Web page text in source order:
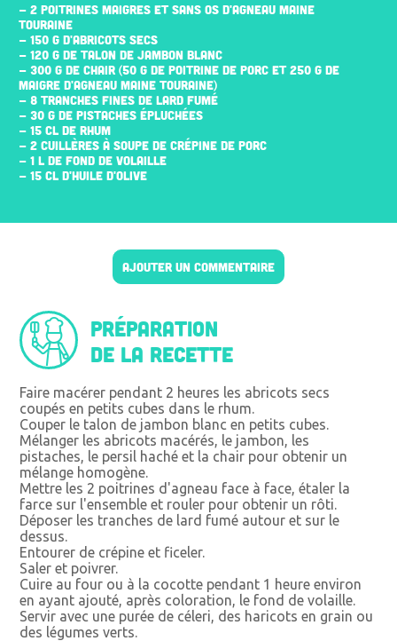
- 2 POITRINES MAIGRES ET SANS OS D'AGNEAU MAINE
TOURAINE
- 150 G D'ABRICOTS SECS
- 120 G DE TALON DE JAMBON BLANC
- 300 G DE CHAIR (50 G DE POITRINE DE PORC ET 250 G DE
MAIGRE D'AGNEAU MAINE TOURAINE)
- 8 TRANCHES FINES DE LARD FUMÉ
- 30 G DE PISTACHES ÉPLUCHÉES
- 15 CL DE RHUM
- 2 CUILLÈRES À SOUPE DE CRÉPINE DE PORC
- 1 L DE FOND DE VOLAILLE
- 15 CL D'HUILE D'OLIVE
AJOUTER UN COMMENTAIRE
Préparation
de la recette
Faire macérer pendant 2 heures les abricots secs
coupés en petits cubes dans le rhum.
Couper le talon de jambon blanc en petits cubes.
Mélanger les abricots macérés, le jambon, les
pistaches, le persil haché et la chair pour obtenir un
mélange homogène.
Mettre les 2 poitrines d'agneau face à face, étaler la
farce sur l'ensemble et rouler pour obtenir un rôti.
Déposer les tranches de lard fumé autour et sur le
dessus.
Entourer de crépine et ficeler.
Saler et poivrer.
Cuire au four ou à la cocotte pendant 1 heure environ
en ayant ajouté, après coloration, le fond de volaille.
Servir avec une purée de céleri, des haricots en grain ou
des légumes verts.